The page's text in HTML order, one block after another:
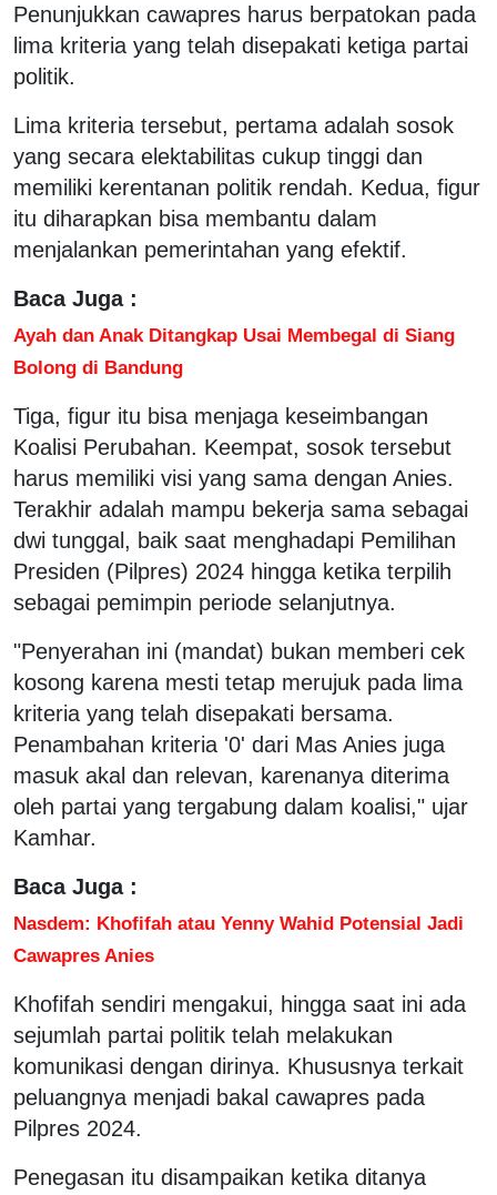
Penunjukkan cawapres harus berpatokan pada
lima kriteria yang telah disepakati ketiga partai
politik.
Lima kriteria tersebut, pertama adalah sosok
yang secara elektabilitas cukup tinggi dan
memiliki kerentanan politik rendah. Kedua, figur
itu diharapkan bisa membantu dalam
menjalankan pemerintahan yang efektif.
Baca Juga :
Ayah dan Anak Ditangkap Usai Membegal di Siang
Bolong di Bandung
Tiga, figur itu bisa menjaga keseimbangan
Koalisi Perubahan. Keempat, sosok tersebut
harus memiliki visi yang sama dengan Anies.
Terakhir adalah mampu bekerja sama sebagai
dwi tunggal, baik saat menghadapi Pemilihan
Presiden (Pilpres) 2024 hingga ketika terpilih
sebagai pemimpin periode selanjutnya.
"Penyerahan ini (mandat) bukan memberi cek
kosong karena mesti tetap merujuk pada lima
kriteria yang telah disepakati bersama.
Penambahan kriteria '0' dari Mas Anies juga
masuk akal dan relevan, karenanya diterima
oleh partai yang tergabung dalam koalisi," ujar
Kamhar.
Baca Juga :
Nasdem: Khofifah atau Yenny Wahid Potensial Jadi
Cawapres Anies
Khofifah sendiri mengakui, hingga saat ini ada
sejumlah partai politik telah melakukan
komunikasi dengan dirinya. Khususnya terkait
peluangnya menjadi bakal cawapres pada
Pilpres 2024.
Penegasan itu disampaikan ketika ditanya